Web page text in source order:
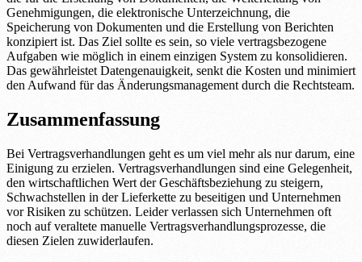
Genehmigungen, die elektronische Unterzeichnung, die
Speicherung von Dokumenten und die Erstellung von Berichten
konzipiert ist. Das Ziel sollte es sein, so viele vertragsbezogene
Aufgaben wie möglich in einem einzigen System zu konsolidieren.
Das gewährleistet Datengenauigkeit, senkt die Kosten und minimiert
den Aufwand für das Änderungsmanagement durch die Rechtsteam.
Zusammenfassung
Bei Vertragsverhandlungen geht es um viel mehr als nur darum, eine
Einigung zu erzielen. Vertragsverhandlungen sind eine Gelegenheit,
den wirtschaftlichen Wert der Geschäftsbeziehung zu steigern,
Schwachstellen in der Lieferkette zu beseitigen und Unternehmen
vor Risiken zu schützen. Leider verlassen sich Unternehmen oft
noch auf veraltete manuelle Vertragsverhandlungsprozesse, die
diesen Zielen zuwiderlaufen.